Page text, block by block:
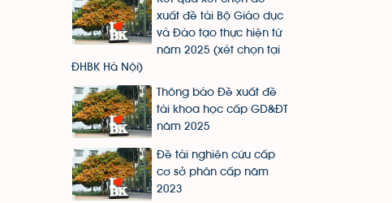
xuất đề tài Bộ Giáo dục
và Đào tạo thực hiện từ
năm 2025 (xét chọn tại
ĐHBK Hà Nội)
Thông báo Đề xuất đề
tài khoa học cấp GD&ĐT
năm 2025
Đề tài nghiên cứu cấp
cơ sở phân cấp năm
2023